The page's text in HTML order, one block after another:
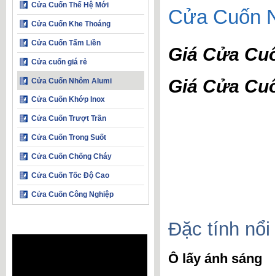
Cửa Cuốn Thế Hệ Mới
Cửa Cuốn Khe Thoáng
Cửa Cuốn Tấm Liền
Cửa cuốn giá rẻ
Cửa Cuốn Nhôm Alumi
Cửa Cuốn Khớp Inox
Cửa Cuốn Trượt Trần
Cửa Cuốn Trong Suốt
Cửa Cuốn Chống Cháy
Cửa Cuốn Tốc Độ Cao
Cửa Cuốn Công Nghiệp
Cửa Cuốn
Giá Cửa
Giá Cửa
Đặc tính nổi
Ô lấy ánh sáng